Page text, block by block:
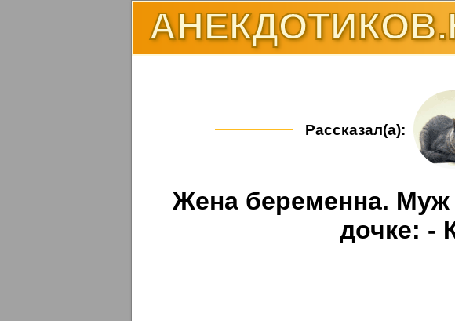
Рассказал(а):
Жена беременна. Муж
дочке: -